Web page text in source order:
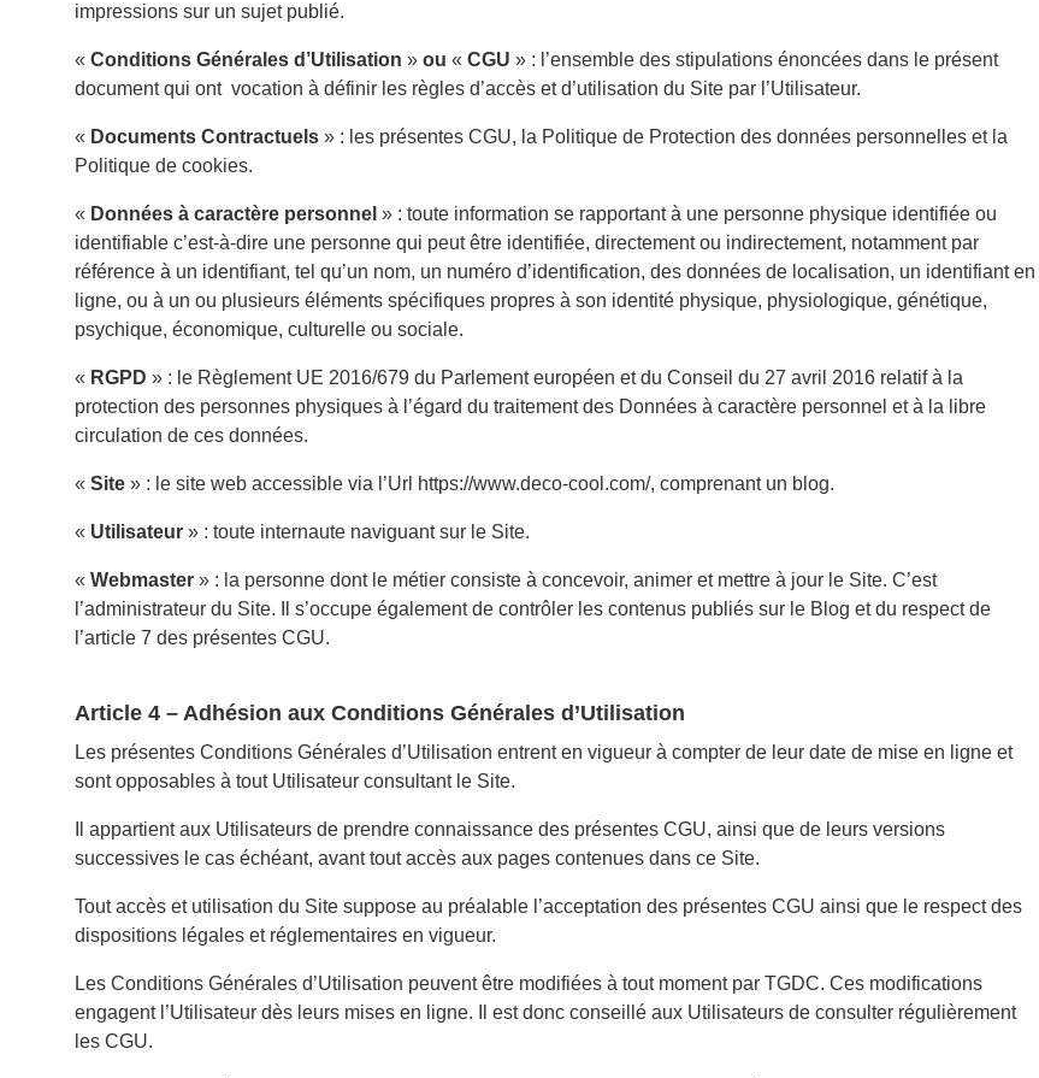
impressions sur un sujet publié.
« Conditions Générales d’Utilisation » ou « CGU » : l’ensemble des stipulations énoncées dans le présent
document qui ont vocation à définir les règles d’accès et d’utilisation du Site par l’Utilisateur.
« Documents Contractuels » : les présentes CGU, la Politique de Protection des données personnelles et la
Politique de cookies.
« Données à caractère personnel » : toute information se rapportant à une personne physique identifiée ou
identifiable c’est-à-dire une personne qui peut être identifiée, directement ou indirectement, notamment par
référence à un identifiant, tel qu’un nom, un numéro d’identification, des données de localisation, un identifiant en
ligne, ou à un ou plusieurs éléments spécifiques propres à son identité physique, physiologique, génétique,
psychique, économique, culturelle ou sociale.
« RGPD » : le Règlement UE 2016/679 du Parlement européen et du Conseil du 27 avril 2016 relatif à la
protection des personnes physiques à l’égard du traitement des Données à caractère personnel et à la libre
circulation de ces données.
« Site » : le site web accessible via l’Url https://www.deco-cool.com/, comprenant un blog.
« Utilisateur » : toute internaute naviguant sur le Site.
« Webmaster » : la personne dont le métier consiste à concevoir, animer et mettre à jour le Site. C’est
l’administrateur du Site. Il s’occupe également de contrôler les contenus publiés sur le Blog et du respect de
l’article 7 des présentes CGU.
Article 4 – Adhésion aux Conditions Générales d’Utilisation
Les présentes Conditions Générales d’Utilisation entrent en vigueur à compter de leur date de mise en ligne et
sont opposables à tout Utilisateur consultant le Site.
Il appartient aux Utilisateurs de prendre connaissance des présentes CGU, ainsi que de leurs versions
successives le cas échéant, avant tout accès aux pages contenues dans ce Site.
Tout accès et utilisation du Site suppose au préalable l’acceptation des présentes CGU ainsi que le respect des
dispositions légales et réglementaires en vigueur.
Les Conditions Générales d’Utilisation peuvent être modifiées à tout moment par TGDC. Ces modifications
engagent l’Utilisateur dès leurs mises en ligne. Il est donc conseillé aux Utilisateurs de consulter régulièrement
les CGU.